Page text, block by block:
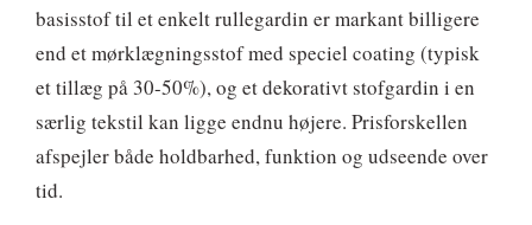
basisstof til et enkelt rullegardin er markant billigere
end et mørklægningsstof med speciel coating (typisk
et tillæg på 30-50%), og et dekorativt stofgardin i en
særlig tekstil kan ligge endnu højere. Prisforskellen
afspejler både holdbarhed, funktion og udseende over
tid.